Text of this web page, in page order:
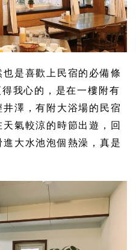
是喜歡上民宿的必備條
我心的，是在一樓附有
澤，有附大浴場的民宿
氣較涼的時節出遊，回
大水池泡個熱澡，真是